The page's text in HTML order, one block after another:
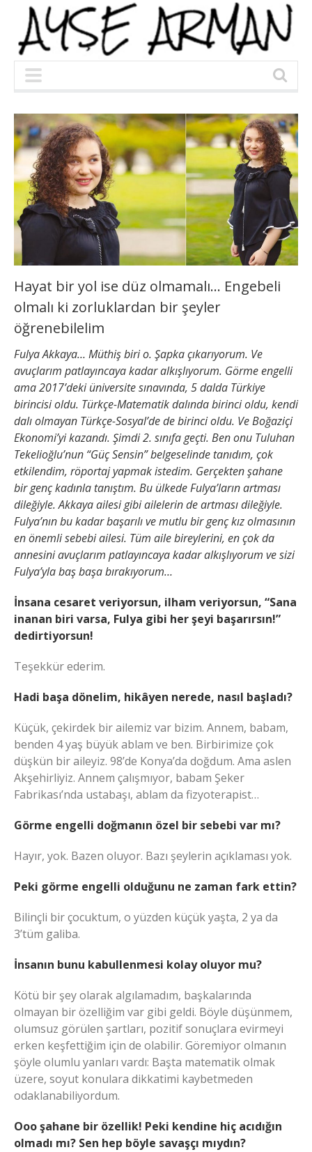
Hayat bir yol ise düz olmamalı… Engebeli
olmalı ki zorluklardan bir şeyler
öğrenebilelim
Fulya Akkaya… Müthiş biri o. Şapka çıkarıyorum. Ve
avuçlarım patlayıncaya kadar alkışlıyorum. Görme engelli
ama 2017’deki üniversite sınavında, 5 dalda Türkiye
birincisi oldu. Türkçe-Matematik dalında birinci oldu, kendi
dalı olmayan Türkçe-Sosyal’de de birinci oldu. Ve Boğaziçi
Ekonomi’yi kazandı. Şimdi 2. sınıfa geçti. Ben onu Tuluhan
Tekelioğlu’nun “Güç Sensin” belgeselinde tanıdım, çok
etkilendim, röportaj yapmak istedim. Gerçekten şahane
bir genç kadınla tanıştım. Bu ülkede Fulya’ların artması
dileğiyle. Akkaya ailesi gibi ailelerin de artması dileğiyle.
Fulya’nın bu kadar başarılı ve mutlu bir genç kız olmasının
en önemli sebebi ailesi. Tüm aile bireylerini, en çok da
annesini avuçlarım patlayıncaya kadar alkışlıyorum ve sizi
Fulya’yla baş başa bırakıyorum…
İnsana cesaret veriyorsun, ilham veriyorsun, “Sana
inanan biri varsa, Fulya gibi her şeyi başarırsın!”
dedirtiyorsun!
Teşekkür ederim.
Hadi başa dönelim, hikâyen nerede, nasıl başladı?
Küçük, çekirdek bir ailemiz var bizim. Annem, babam,
benden 4 yaş büyük ablam ve ben. Birbirimize çok
düşkün bir aileyiz. 98’de Konya’da doğdum. Ama aslen
Akşehirliyiz. Annem çalışmıyor, babam Şeker
Fabrikası’nda ustabaşı, ablam da fizyoterapist…
Görme engelli doğmanın özel bir sebebi var mı?
Hayır, yok. Bazen oluyor. Bazı şeylerin açıklaması yok.
Peki görme engelli olduğunu ne zaman fark ettin?
Bilinçli bir çocuktum, o yüzden küçük yaşta, 2 ya da
3’tüm galiba.
İnsanın bunu kabullenmesi kolay oluyor mu?
Kötü bir şey olarak algılamadım, başkalarında
olmayan bir özelliğim var gibi geldi. Böyle düşünmem,
olumsuz görülen şartları, pozitif sonuçlara evirmeyi
erken keşfettiğim için de olabilir. Göremiyor olmanın
şöyle olumlu yanları vardı: Başta matematik olmak
üzere, soyut konulara dikkatimi kaybetmeden
odaklanabiliyordum.
Ooo şahane bir özellik! Peki kendine hiç acıdığın
olmadı mı? Sen hep böyle savaşçı mıydın?